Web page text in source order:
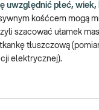
uwzględnić płeć, wiek,
kośćcem mogą
szacować ułamek
tłuszczową
elektrycznej).